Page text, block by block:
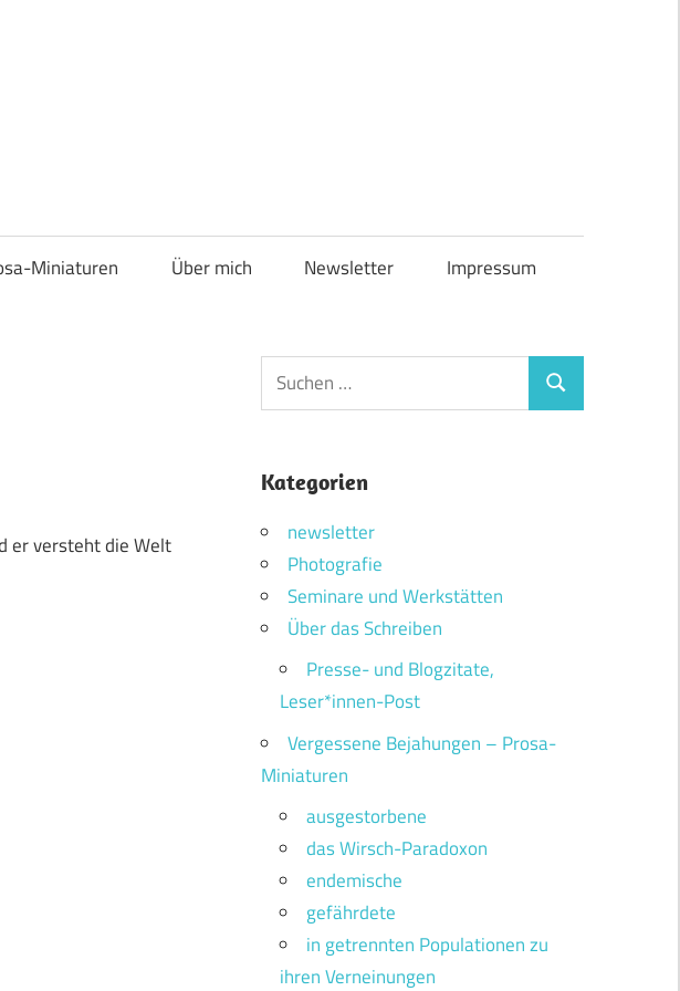
Miniaturen Über mich Newsletter Impressum
er versteht die Welt
Suchen
nach:
Suchen
Kategorien
newsletter
Photografie
Seminare und Werkstätten
Über das Schreiben
Presse- und Blogzitate,
Leser*innen-Post
Vergessene Bejahungen – Prosa-
Miniaturen
ausgestorbene
das Wirsch-Paradoxon
endemische
gefährdete
in getrennten Populationen zu
ihren Verneinungen